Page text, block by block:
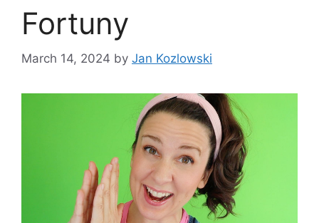
Fortuny
March 14, 2024 by Jan Kozlowski